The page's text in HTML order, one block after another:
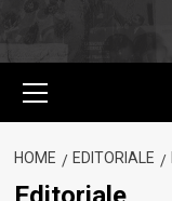
principale
HOME EDITORIALE